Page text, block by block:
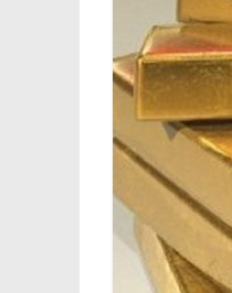
Directorio
Chatarreros
para
vender
Chatarra